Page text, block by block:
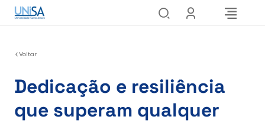
Voltar
Dedicação e resiliência
que superam qualquer